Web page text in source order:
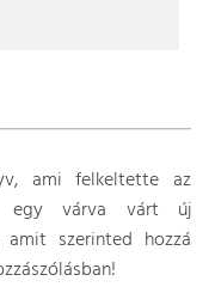
ami felkeltette az
egy várva várt új
szerinted hozzá